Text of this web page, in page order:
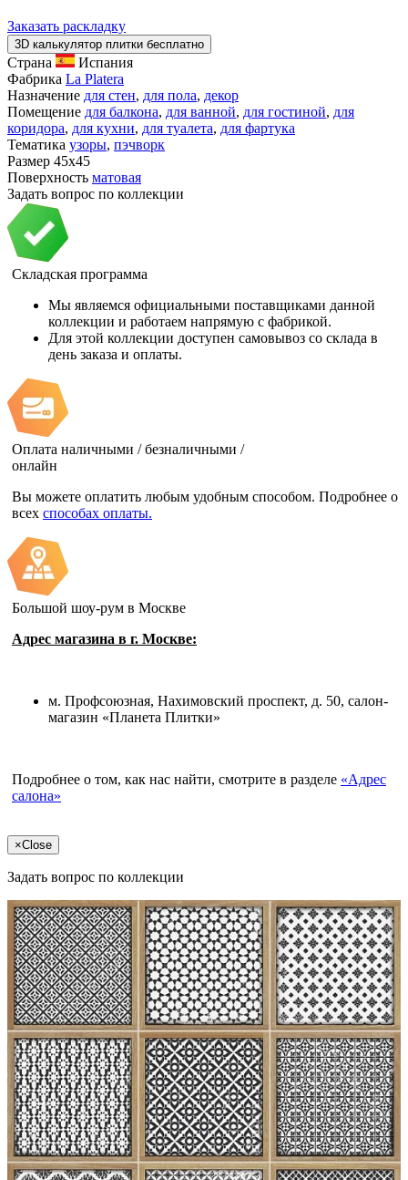
Заказать раскладку
3D калькулятор плитки бесплатно
Страна
Испания
Фабрика La Platera
Назначение для стен, для пола, декор
Помещение для балкона, для ванной, для гостиной, для
коридора, для кухни, для туалета, для фартука
Тематика узоры, пэчворк
Размер 45x45
Поверхность матовая
Задать вопрос по коллекции
Складская программа
Мы являемся официальными поставщиками данной
коллекции и работаем напрямую с фабрикой.
Для этой коллекции доступен самовывоз со склада в
день заказа и оплаты.
Оплата наличными / безналичными /
онлайн
Вы можете оплатить любым удобным способом. Подробнее о
всех способах оплаты.
Большой шоу-рум в Москве
Адрес магазина в г. Москве:
м. Профсоюзная, Нахимовский проспект, д. 50, салон-
магазин «Планета Плитки»
Подробнее о том, как нас найти, смотрите в разделе «Адрес
салона»
×Close
Задать вопрос по коллекции